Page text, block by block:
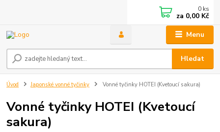
Menu
Hledat
0 ks
za 0,00 Kč
Úvod Japonské vonné tyčinky Vonné tyčinky HOTEI (Kvetoucí sakura)
Vonné tyčinky HOTEI (Kvetoucí
sakura)